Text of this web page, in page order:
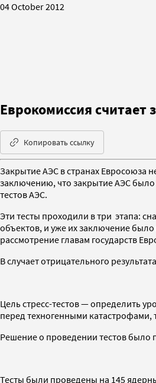
04 October 2012
Еврокомиссия
Копировать ссылку
Закрытие АЭС в странах Евросоюза
заключению, что закрытие АЭС
тестов АЭС.
Эти тесты проходили в три этапа:
объектов, и уже их заключение
рассмотрение главам государств
В случает отрицательного
Цель стресс-тестов — определить
перед техногенными катастрофами,
Решение о проведении тестов было
Тесты были проведены на 145